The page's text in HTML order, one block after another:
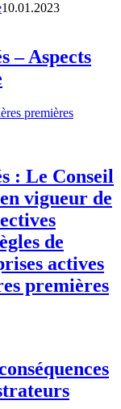
10.01.2023
– Aspects
: Le Conseil
vigueur de
de
actives
premières